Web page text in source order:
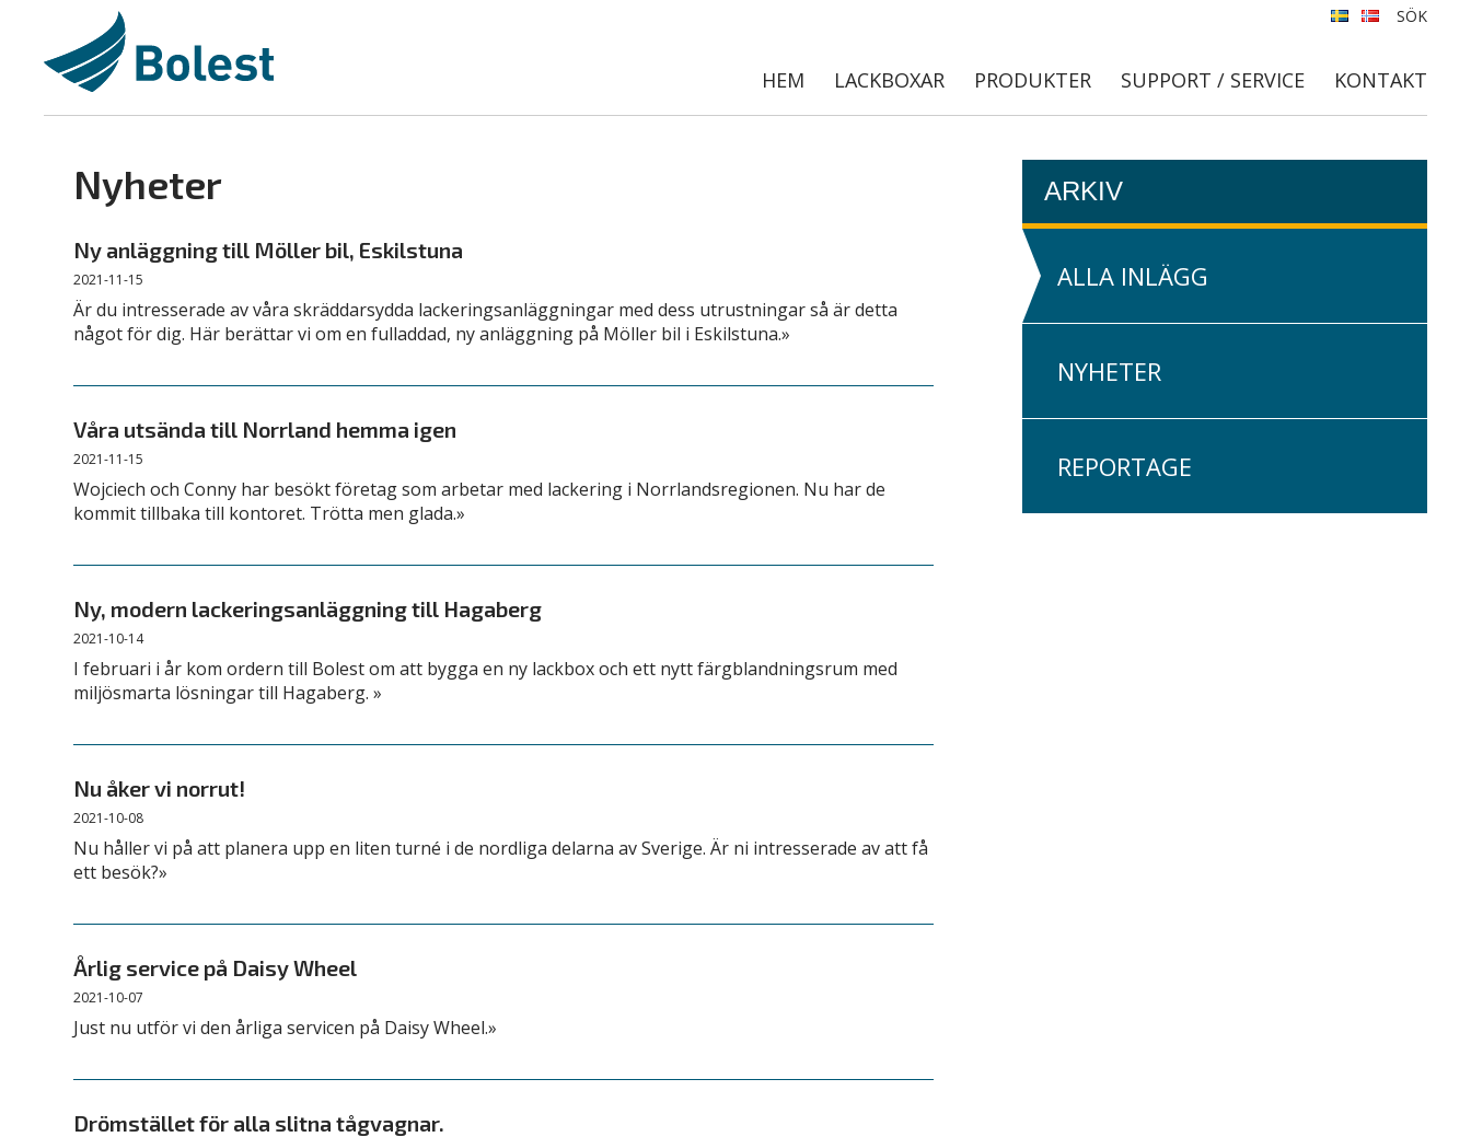
HEM LACKBOXAR PRODUKTER SUPPORT / SERVICE KONTAKT
SÖK
Nyheter
Ny anläggning till Möller bil, Eskilstuna
2021-11-15
Är du intresserade av våra skräddarsydda lackeringsanläggningar med dess utrustningar så är detta
något för dig. Här berättar vi om en fulladdad, ny anläggning på Möller bil i Eskilstuna.»
Våra utsända till Norrland hemma igen
2021-11-15
Wojciech och Conny har besökt företag som arbetar med lackering i Norrlandsregionen. Nu har de
kommit tillbaka till kontoret. Trötta men glada.»
Ny, modern lackeringsanläggning till Hagaberg
2021-10-14
I februari i år kom ordern till Bolest om att bygga en ny lackbox och ett nytt färgblandningsrum med
miljösmarta lösningar till Hagaberg. »
Nu åker vi norrut!
2021-10-08
Nu håller vi på att planera upp en liten turné i de nordliga delarna av Sverige. Är ni intresserade av att få
ett besök?»
Årlig service på Daisy Wheel
2021-10-07
Just nu utför vi den årliga servicen på Daisy Wheel.»
Drömstället för alla slitna tågvagnar.
ARKIV
ALLA INLÄGG
NYHETER
REPORTAGE